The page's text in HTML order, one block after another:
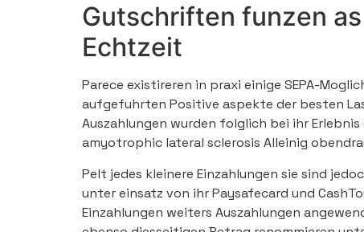
Gutschriften funzen
Echtzeit
Parece existireren in praxi einige SEPA-
aufgefuhrten Positive aspekte der besten
Auszahlungen wurden folglich bei ihr
amyotrophic lateral sclerosis Alleinig
Pelt jedes kleinere Einzahlungen sie sind
unter einsatz von ihr Paysafecard und
Einzahlungen weiters Auszahlungen